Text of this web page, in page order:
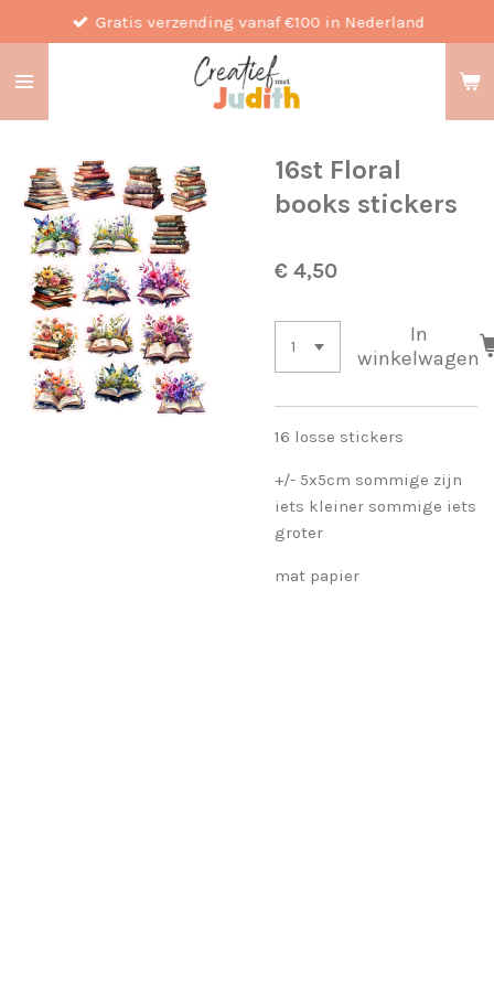
direct
naar
Gratis verzending vanaf €100 in Nederland
16st Floral
books stickers
€ 4,50
In
winkelwagen
16 losse stickers
+/- 5x5cm sommige zijn
iets kleiner sommige iets
groter
mat papier